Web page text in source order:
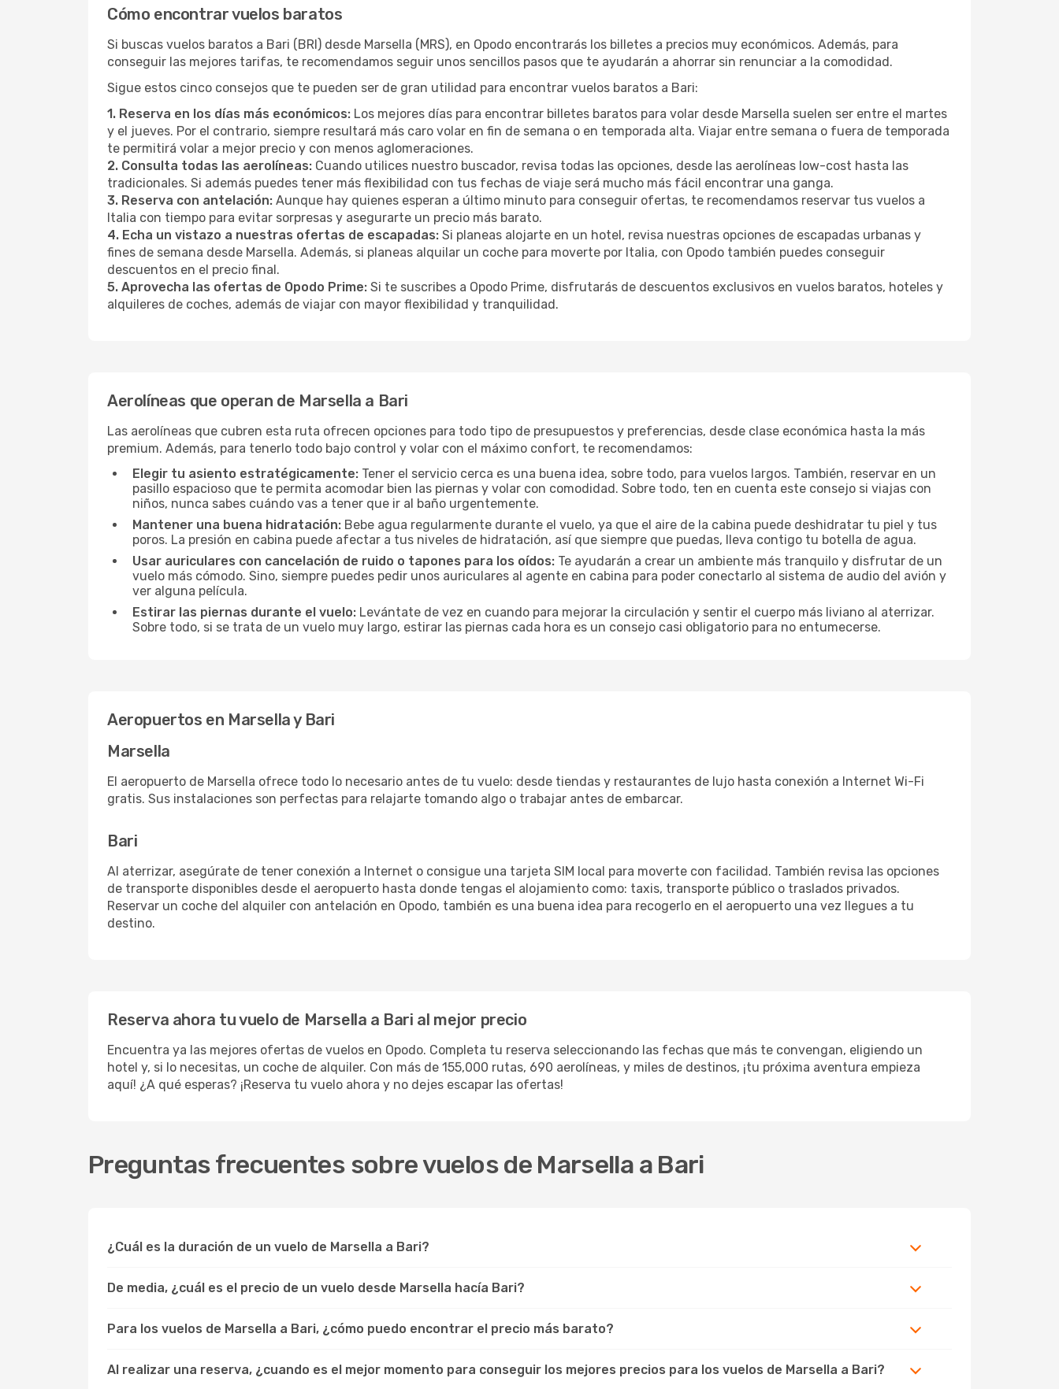
Cómo encontrar vuelos baratos
Si buscas vuelos baratos a Bari (BRI) desde Marsella (MRS), en Opodo encontrarás los billetes a precios muy económicos. Además, para
conseguir las mejores tarifas, te recomendamos seguir unos sencillos pasos que te ayudarán a ahorrar sin renunciar a la comodidad.
Sigue estos cinco consejos que te pueden ser de gran utilidad para encontrar vuelos baratos a Bari:
1. Reserva en los días más económicos: Los mejores días para encontrar billetes baratos para volar desde Marsella suelen ser entre el martes
y el jueves. Por el contrario, siempre resultará más caro volar en fin de semana o en temporada alta. Viajar entre semana o fuera de temporada
te permitirá volar a mejor precio y con menos aglomeraciones.
2. Consulta todas las aerolíneas: Cuando utilices nuestro buscador, revisa todas las opciones, desde las aerolíneas low-cost hasta las
tradicionales. Si además puedes tener más flexibilidad con tus fechas de viaje será mucho más fácil encontrar una ganga.
3. Reserva con antelación: Aunque hay quienes esperan a último minuto para conseguir ofertas, te recomendamos reservar tus vuelos a
Italia con tiempo para evitar sorpresas y asegurarte un precio más barato.
4. Echa un vistazo a nuestras ofertas de escapadas: Si planeas alojarte en un hotel, revisa nuestras opciones de escapadas urbanas y
fines de semana desde Marsella. Además, si planeas alquilar un coche para moverte por Italia, con Opodo también puedes conseguir
descuentos en el precio final.
5. Aprovecha las ofertas de Opodo Prime: Si te suscribes a Opodo Prime, disfrutarás de descuentos exclusivos en vuelos baratos, hoteles y
alquileres de coches, además de viajar con mayor flexibilidad y tranquilidad.
Aerolíneas que operan de Marsella a Bari
Las aerolíneas que cubren esta ruta ofrecen opciones para todo tipo de presupuestos y preferencias, desde clase económica hasta la más
premium. Además, para tenerlo todo bajo control y volar con el máximo confort, te recomendamos:
Elegir tu asiento estratégicamente: Tener el servicio cerca es una buena idea, sobre todo, para vuelos largos. También, reservar en un
pasillo espacioso que te permita acomodar bien las piernas y volar con comodidad. Sobre todo, ten en cuenta este consejo si viajas con
niños, nunca sabes cuándo vas a tener que ir al baño urgentemente.
Mantener una buena hidratación: Bebe agua regularmente durante el vuelo, ya que el aire de la cabina puede deshidratar tu piel y tus
poros. La presión en cabina puede afectar a tus niveles de hidratación, así que siempre que puedas, lleva contigo tu botella de agua.
Usar auriculares con cancelación de ruido o tapones para los oídos: Te ayudarán a crear un ambiente más tranquilo y disfrutar de un
vuelo más cómodo. Sino, siempre puedes pedir unos auriculares al agente en cabina para poder conectarlo al sistema de audio del avión y
ver alguna película.
Estirar las piernas durante el vuelo: Levántate de vez en cuando para mejorar la circulación y sentir el cuerpo más liviano al aterrizar.
Sobre todo, si se trata de un vuelo muy largo, estirar las piernas cada hora es un consejo casi obligatorio para no entumecerse.
Aeropuertos en Marsella y Bari
Marsella
El aeropuerto de Marsella ofrece todo lo necesario antes de tu vuelo: desde tiendas y restaurantes de lujo hasta conexión a Internet Wi-Fi
gratis. Sus instalaciones son perfectas para relajarte tomando algo o trabajar antes de embarcar.
Bari
Al aterrizar, asegúrate de tener conexión a Internet o consigue una tarjeta SIM local para moverte con facilidad. También revisa las opciones
de transporte disponibles desde el aeropuerto hasta donde tengas el alojamiento como: taxis, transporte público o traslados privados.
Reservar un coche del alquiler con antelación en Opodo, también es una buena idea para recogerlo en el aeropuerto una vez llegues a tu
destino.
Reserva ahora tu vuelo de Marsella a Bari al mejor precio
Encuentra ya las mejores ofertas de vuelos en Opodo. Completa tu reserva seleccionando las fechas que más te convengan, eligiendo un
hotel y, si lo necesitas, un coche de alquiler. Con más de 155,000 rutas, 690 aerolíneas, y miles de destinos, ¡tu próxima aventura empieza
aquí! ¿A qué esperas? ¡Reserva tu vuelo ahora y no dejes escapar las ofertas!
Preguntas frecuentes sobre vuelos de Marsella a Bari
¿Cuál es la duración de un vuelo de Marsella a Bari?
De media, ¿cuál es el precio de un vuelo desde Marsella hacía Bari?
Para los vuelos de Marsella a Bari, ¿cómo puedo encontrar el precio más barato?
Al realizar una reserva, ¿cuando es el mejor momento para conseguir los mejores precios para los vuelos de Marsella a Bari?